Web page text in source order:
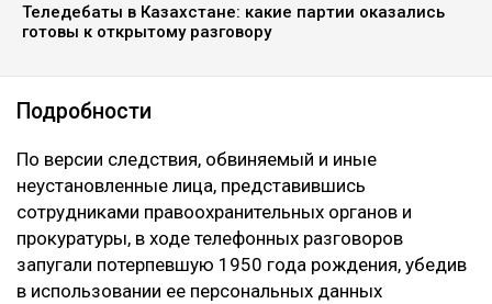
Теледебаты в Казахстане: какие партии оказались
готовы к открытому разговору
Подробности
По версии следствия, обвиняемый и иные
неустановленные лица, представившись
сотрудниками правоохранительных органов и
прокуратуры, в ходе телефонных разговоров
запугали потерпевшую 1950 года рождения, убедив
в использовании ее персональных данных